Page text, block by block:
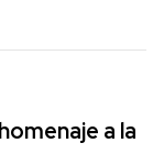
a la